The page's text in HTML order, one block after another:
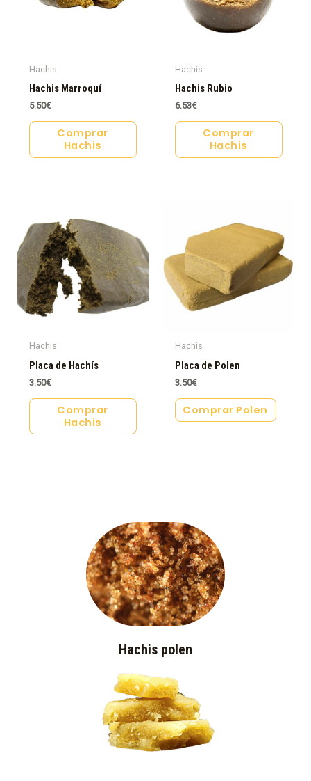
Hachis
Hachis Marroquí
5.50€
Comprar
Hachis
Hachis
Hachis Rubio
6.53€
Comprar
Hachis
Hachis
Placa de Hachís
3.50€
Comprar
Hachis
Hachis
Placa de Polen
3.50€
Comprar Polen
Hachis polen